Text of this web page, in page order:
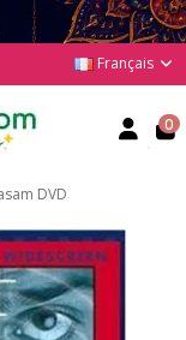
Français
0
DVD